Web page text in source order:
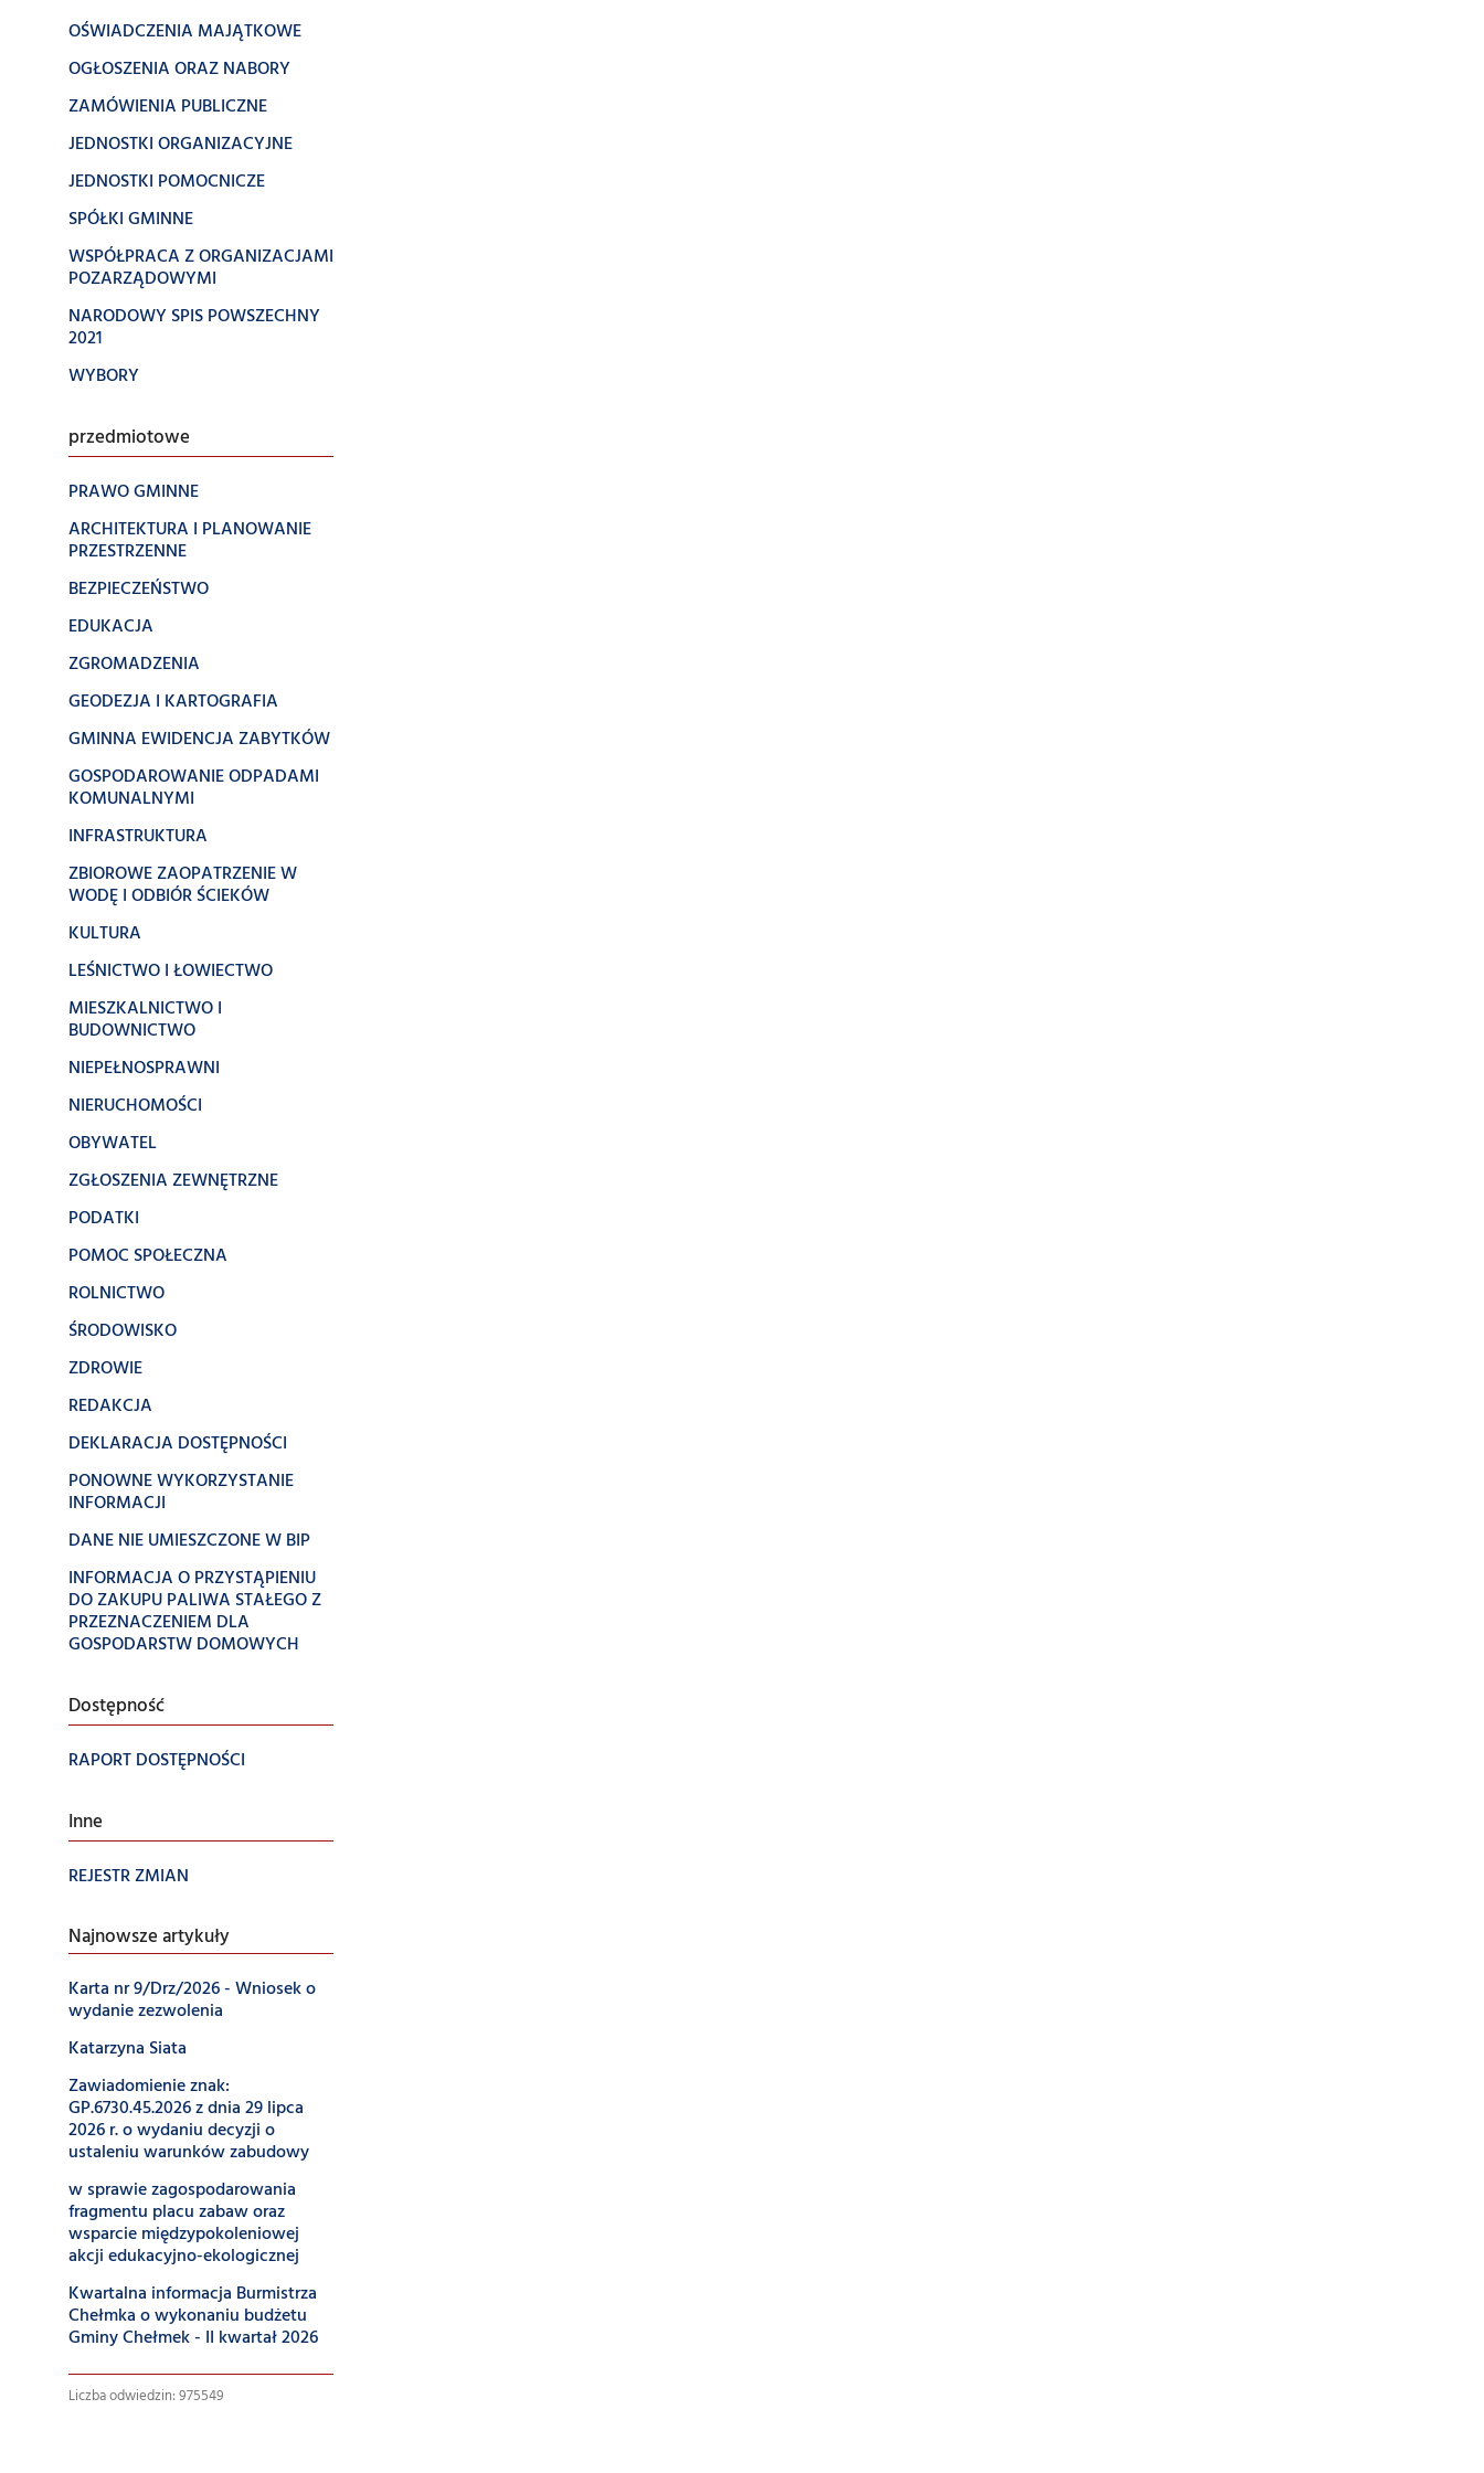
OŚWIADCZENIA MAJĄTKOWE
OGŁOSZENIA ORAZ NABORY
ZAMÓWIENIA PUBLICZNE
JEDNOSTKI ORGANIZACYJNE
JEDNOSTKI POMOCNICZE
SPÓŁKI GMINNE
WSPÓŁPRACA Z ORGANIZACJAMI
POZARZĄDOWYMI
NARODOWY SPIS POWSZECHNY
2021
WYBORY
przedmiotowe
PRAWO GMINNE
ARCHITEKTURA I PLANOWANIE
PRZESTRZENNE
BEZPIECZEŃSTWO
EDUKACJA
ZGROMADZENIA
GEODEZJA I KARTOGRAFIA
GMINNA EWIDENCJA ZABYTKÓW
GOSPODAROWANIE ODPADAMI
KOMUNALNYMI
INFRASTRUKTURA
ZBIOROWE ZAOPATRZENIE W
WODĘ I ODBIÓR ŚCIEKÓW
KULTURA
LEŚNICTWO I ŁOWIECTWO
MIESZKALNICTWO I
BUDOWNICTWO
NIEPEŁNOSPRAWNI
NIERUCHOMOŚCI
OBYWATEL
ZGŁOSZENIA ZEWNĘTRZNE
PODATKI
POMOC SPOŁECZNA
ROLNICTWO
ŚRODOWISKO
ZDROWIE
REDAKCJA
DEKLARACJA DOSTĘPNOŚCI
PONOWNE WYKORZYSTANIE
INFORMACJI
DANE NIE UMIESZCZONE W BIP
INFORMACJA O PRZYSTĄPIENIU
DO ZAKUPU PALIWA STAŁEGO Z
PRZEZNACZENIEM DLA
GOSPODARSTW DOMOWYCH
Dostępność
RAPORT DOSTĘPNOŚCI
Inne
REJESTR ZMIAN
Najnowsze artykuły
Karta nr 9/Drz/2026 - Wniosek o
wydanie zezwolenia
Katarzyna Siata
Zawiadomienie znak:
GP.6730.45.2026 z dnia 29 lipca
2026 r. o wydaniu decyzji o
ustaleniu warunków zabudowy
w sprawie zagospodarowania
fragmentu placu zabaw oraz
wsparcie międzypokoleniowej
akcji edukacyjno-ekologicznej
Kwartalna informacja Burmistrza
Chełmka o wykonaniu budżetu
Gminy Chełmek - II kwartał 2026
Liczba odwiedzin: 975549